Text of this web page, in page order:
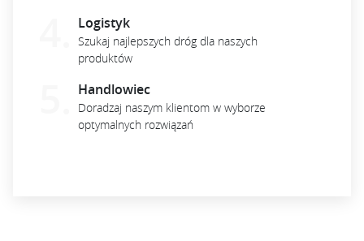
Logistyk
Szukaj najlepszych dróg dla naszych
produktów
Handlowiec
Doradzaj naszym klientom w wyborze
optymalnych rozwiązań